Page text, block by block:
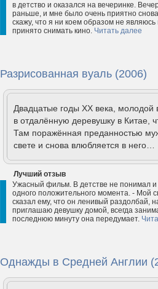
в детство и оказался на вечеринке.
раньше, и мне было очень приятно
скажу, что я ни коем образом не
принято снимать кино. Читать далее
Разрисованная вуаль (2006)
Двадцатые годы ХХ века, молодой
в отдалённую деревушку в Китае,
Там поражённая преданностью
свете и снова влюбляется в него…
Лучший отзыв
Ужасный фильм. В детстве не понимал
одного положительного момента. - Мой
сказал ему, что он ленивый раздолбай,
приглашаю девушку домой, всегда
последнюю минуту она передумает.
Однажды в Средней Англии